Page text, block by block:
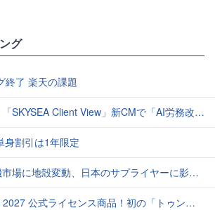
グ
終了 楽天の課題
」新CMで「AI労務改善」をアピール 働き方をAIが分析したら「すぐに休んで」と言われる？
身割引は1年限定
場に地殻変動、日本のサプライヤーに影響も
イセンス商品！初の「トゥンクトゥンク」公式LINEスタンプ、販売開始